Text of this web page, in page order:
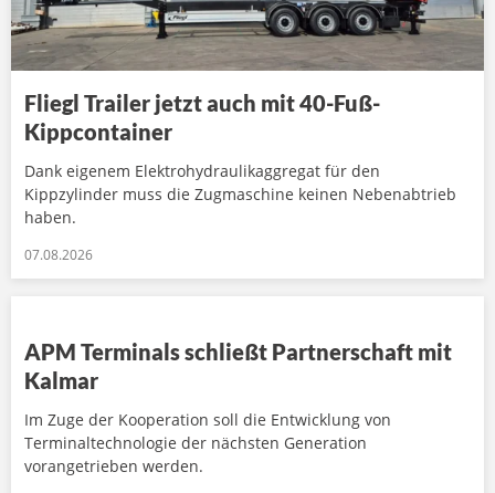
Fliegl Trailer jetzt auch mit 40-Fuß-
Kippcontainer
Dank eigenem Elektrohydraulikaggregat für den
Kippzylinder muss die Zugmaschine keinen Nebenabtrieb
haben.
07.08.2026
APM Terminals schließt Partnerschaft mit
Kalmar
Im Zuge der Kooperation soll die Entwicklung von
Terminaltechnologie der nächsten Generation
vorangetrieben werden.